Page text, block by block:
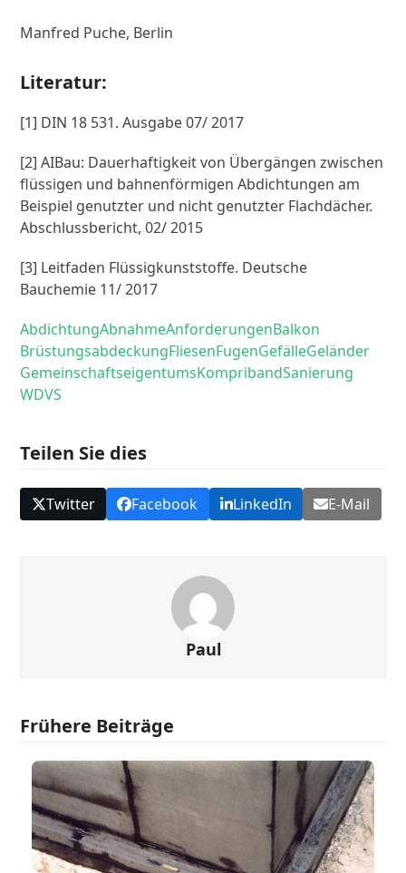
Manfred Puche, Berlin
Literatur:
[1] DIN 18 531. Ausgabe 07/ 2017
[2] AIBau: Dauerhaftigkeit von Übergängen zwischen
flüssigen und bahnenförmigen Abdichtungen am
Beispiel genutzter und nicht genutzter Flachdächer.
Abschlussbericht, 02/ 2015
[3] Leitfaden Flüssigkunststoffe. Deutsche
Bauchemie 11/ 2017
AbdichtungAbnahmeAnforderungenBalkon
BrüstungsabdeckungFliesenFugenGefälleGeländer
GemeinschaftseigentumsKompribandSanierung
WDVS
Teilen Sie dies
Twitter Facebook LinkedIn E-Mail
Paul
Frühere Beiträge